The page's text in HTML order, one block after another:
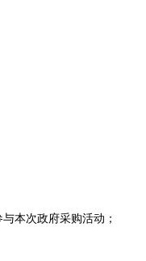
与本次政府采购活动；